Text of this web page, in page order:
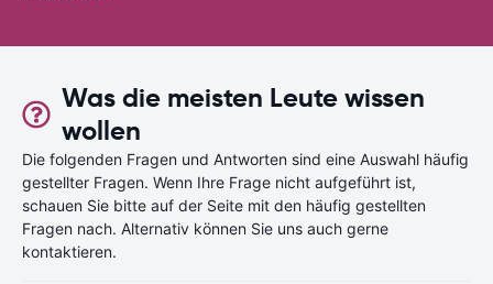
Was die meisten Leute wissen
wollen
Die folgenden Fragen und Antworten sind eine Auswahl häufig
gestellter Fragen. Wenn Ihre Frage nicht aufgeführt ist,
schauen Sie bitte auf der Seite mit den häufig gestellten
Fragen nach. Alternativ können Sie uns auch gerne
kontaktieren.